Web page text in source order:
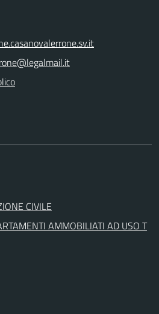
CIVILE
AMMOBILIATI AD USO T